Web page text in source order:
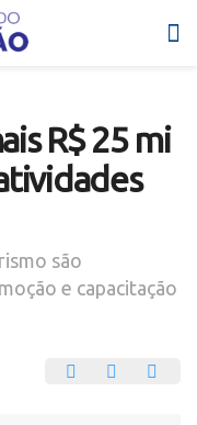
R$ 25 mi
são
e capacitação